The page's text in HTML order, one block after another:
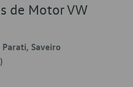
de Motor VW
Saveiro